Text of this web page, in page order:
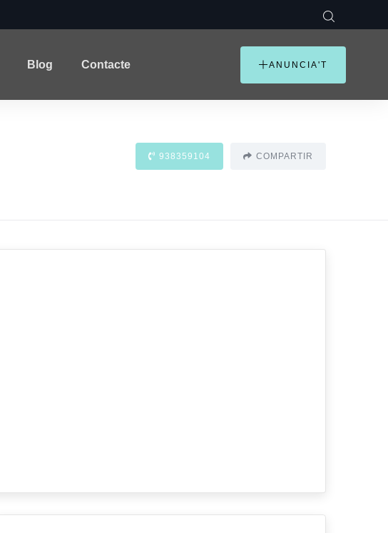
Blog Contacte ANUNCIA'T
938359104 COMPARTIR